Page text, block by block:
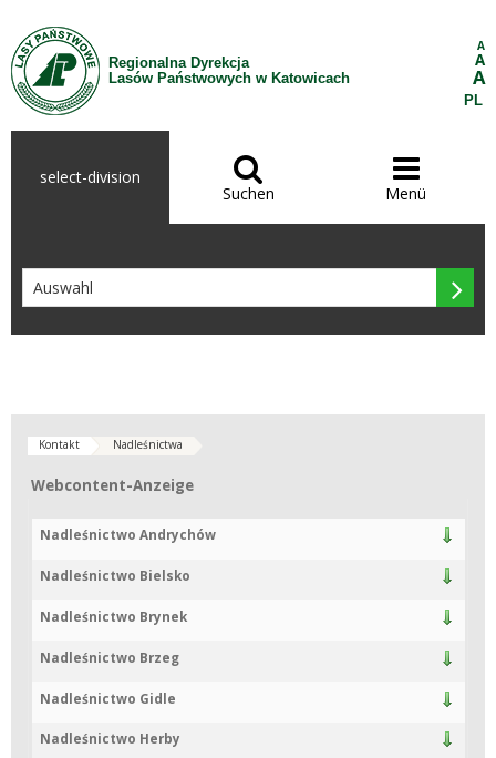
Zum Inhalt wechseln
Regionalna Dyrekcja
Lasów Państwowych w Katowicach
A
A
A
PL
select-division 
Suchen

Menü

Kontakt Nadleśnictwa
Webcontent-Anzeige
Webcontent-Anzeige
Nadleśnictwo Andrychów
Nadleśnictwo Bielsko
Nadleśnictwo Brynek
Nadleśnictwo Brzeg
Nadleśnictwo Gidle
Nadleśnictwo Herby